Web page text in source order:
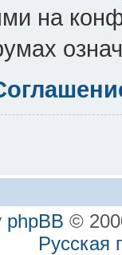
на
phpBB ©
Русская